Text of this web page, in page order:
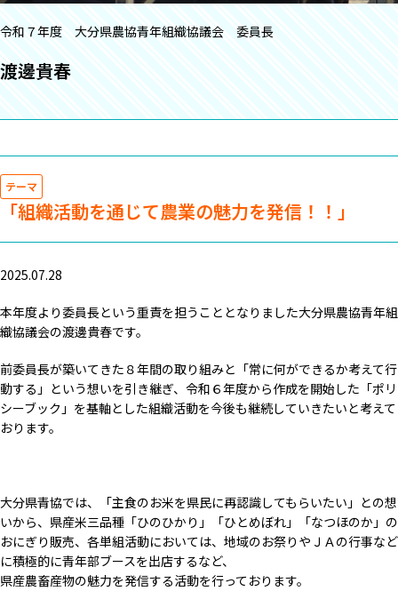
令和７年度 大分県農協青年組織協議会 委員長
渡邊貴春
テーマ
「組織活動を通じて農業の魅力を発信！！」
2025.07.28
本年度より委員長という重責を担うこととなりました大分県農協青年組
織協議会の渡邊貴春です。
前委員長が築いてきた８年間の取り組みと「常に何ができるか考えて行
動する」という想いを引き継ぎ、令和６年度から作成を開始した「ポリ
シーブック」を基軸とした組織活動を今後も継続していきたいと考えて
おります。
大分県青協では、「主食のお米を県民に再認識してもらいたい」との想
いから、県産米三品種「ひのひかり」「ひとめぼれ」「なつほのか」の
おにぎり販売、各単組活動においては、地域のお祭りやＪＡの行事など
に積極的に青年部ブースを出店するなど、
県産農畜産物の魅力を発信する活動を行っております。